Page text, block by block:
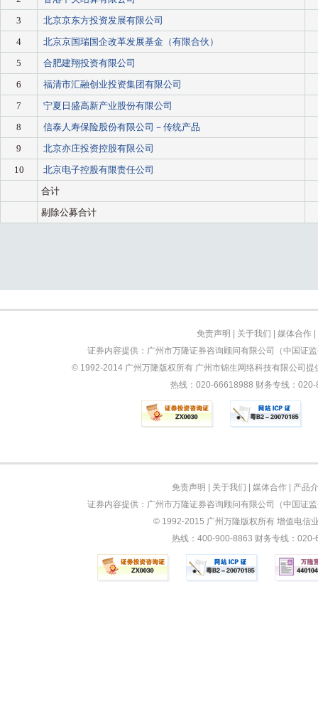
免责声明 关于我们 媒体合作|
证券内容提供：广州市万隆证券咨询顾问有限公司（中国证
© 1992-2014 广州万隆版权所有 广州市锦生网络科技有限公司
热线：020-66618988 财务专线：
免责声明 关于我们 媒体合作
产品
证券内容提供：广州市万隆证券咨询顾问有限公司（中国证
© 1992-2015 广州万隆版权所有 增值电信
热线：400-900-8863 财务专线：